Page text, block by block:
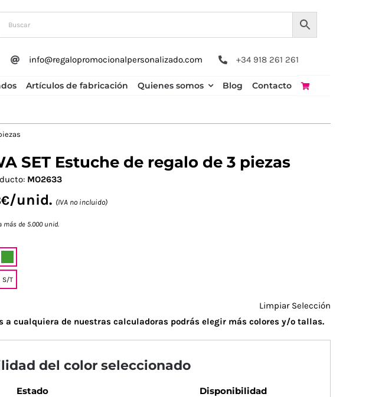
info@regalopromocionalpersonalizado.com +34 918 261 261
Artículos de fabricación Quienes somos Blog Contacto
SET Estuche de regalo de 3 piezas
MO2633
€/unid. (IVA no incluido)
más de 5.000 unid.
S/T
Limpiar Selección
a cualquiera de nuestras calculadoras podrás elegir más colores y/o tallas.
del color seleccionado
Estado Disponibilidad